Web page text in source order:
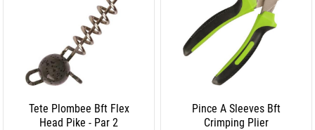
Tete Plombee Bft Flex
Head Pike - Par 2
Pince A Sleeves Bft
Crimping Plier